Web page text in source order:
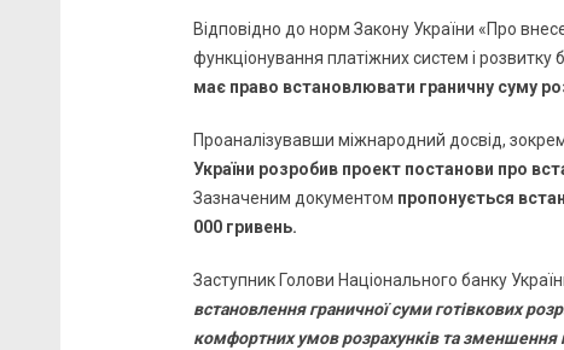
Відповідно до норм Закону України «Про
функціонування платіжних систем і розвитку
має право встановлювати граничну суму
Проаналізувавши міжнародний досвід,
України розробив проект постанови про
Зазначеним документом пропонується
000 гривень.
Заступник Голови Національного банку
встановлення граничнoї суми готівкових
комфортних умов розрахунків та зменшення